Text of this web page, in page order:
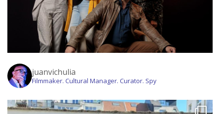
juanvichulia
Filmmaker. Cultural Manager. Curator. Spy